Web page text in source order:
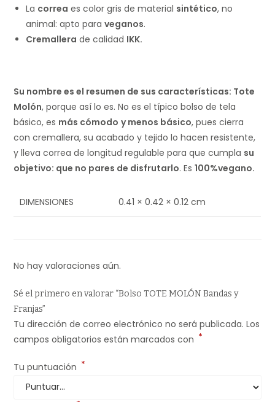
La correa es color gris de material sintético, no
animal: apto paraveganos.
Cremallera de calidad IKK.
Su nombre es el resumen de sus características: Tote
Molón, porque así lo es. No es el típico bolso de tela
básico, es más cómodo y menos básico, pues cierra
con cremallera, su acabado y tejido lo hacen resistente,
y lleva correa de longitud regulable para que cumpla su
objetivo: que no pares de disfrutarlo. Es100%vegano.
DIMENSIONES 0.41 × 0.42 × 0.12 cm
No hay valoraciones aún.
Sé el primero en valorar “Bolso TOTE MOLÓN Bandas y
Franjas”
Tu dirección de correo electrónico no será publicada. Los
campos obligatorios están marcados con *
Tu puntuación *